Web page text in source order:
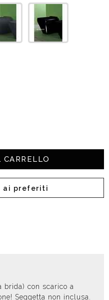
ai preferiti
brida) con scarico a
Seggetta non inclusa.